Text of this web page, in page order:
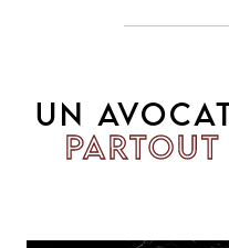
UN